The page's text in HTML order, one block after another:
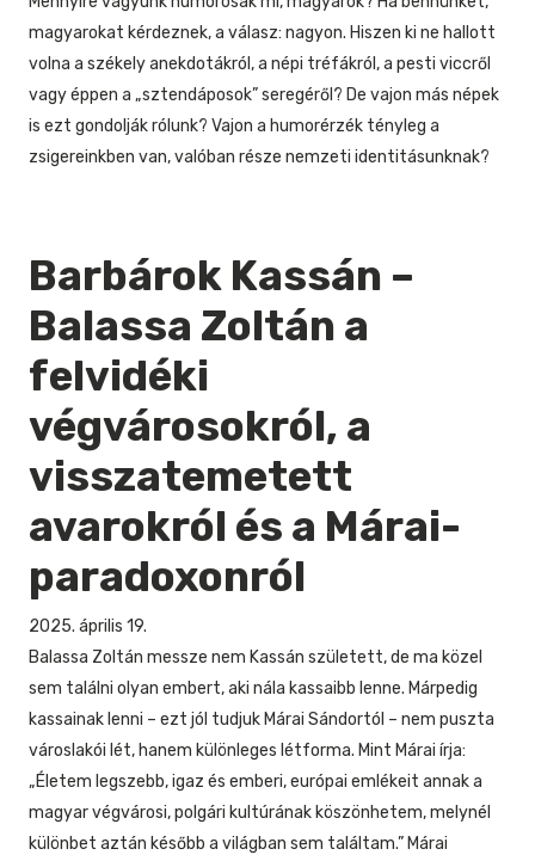
magyarokat kérdeznek, a válasz: nagyon. Hiszen ki ne hallott
volna a székely anekdotákról, a népi tréfákról, a pesti viccről
vagy éppen a „sztendáposok” seregéről? De vajon más népek
is ezt gondolják rólunk? Vajon a humorérzék tényleg a
zsigereinkben van, valóban része nemzeti identitásunknak?
Barbárok Kassán –
Balassa Zoltán a
felvidéki
végvárosokról, a
visszatemetett
avarokról és a Márai-
paradoxonról
2025. április 19.
Balassa Zoltán messze nem Kassán született, de ma közel
sem találni olyan embert, aki nála kassaibb lenne. Márpedig
kassainak lenni – ezt jól tudjuk Márai Sándortól – nem puszta
városlakói lét, hanem különleges létforma. Mint Márai írja:
„Életem legszebb, igaz és emberi, európai emlékeit annak a
magyar végvárosi, polgári kultúrának köszönhetem, melynél
különbet aztán később a világban sem találtam.” Márai